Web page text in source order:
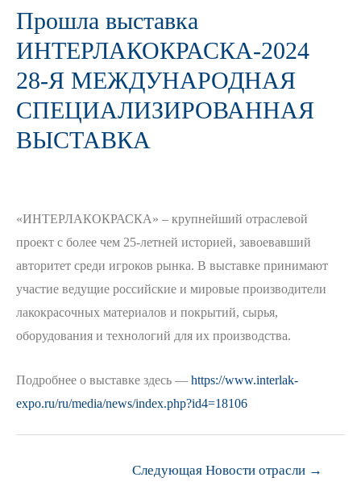
Прошла выставка
ИНТЕРЛАКОКРАСКА-2024
28-Я МЕЖДУНАРОДНАЯ
СПЕЦИАЛИЗИРОВАННАЯ
ВЫСТАВКА
«ИНТЕРЛАКОКРАСКА» – крупнейший отраслевой
проект с более чем 25-летней историей, завоевавший
авторитет среди игроков рынка. В выставке принимают
участие ведущие российские и мировые производители
лакокрасочных материалов и покрытий, сырья,
оборудования и технологий для их производства.
Подробнее о выставке здесь — https://www.interlak-
expo.ru/ru/media/news/index.php?id4=18106
Следующая Новости отрасли →